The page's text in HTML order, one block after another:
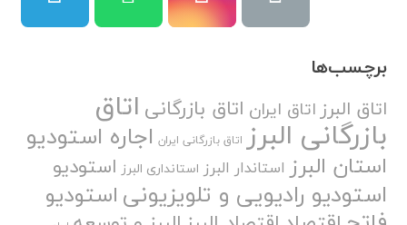
برچسب‌ها
اتاق البرزاتاق ایران اتاق بازرگانی اتاق
بازرگانی البرز اتاق بازرگانی ایران اجاره استودیو
استان البرز استاندار البرز استانداری البرز استودیو
استودیو رادیویی و تلویزیونیاستودیو